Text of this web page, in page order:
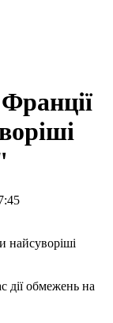
дії обмежень на